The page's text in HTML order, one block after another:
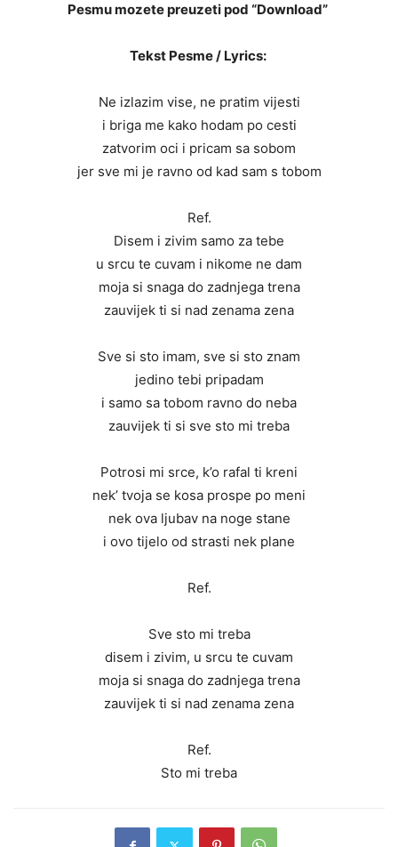
Pesmu mozete preuzeti pod “Download”
Tekst Pesme / Lyrics:
Ne izlazim vise, ne pratim vijesti
i briga me kako hodam po cesti
zatvorim oci i pricam sa sobom
jer sve mi je ravno od kad sam s tobom
Ref.
Disem i zivim samo za tebe
u srcu te cuvam i nikome ne dam
moja si snaga do zadnjega trena
zauvijek ti si nad zenama zena
Sve si sto imam, sve si sto znam
jedino tebi pripadam
i samo sa tobom ravno do neba
zauvijek ti si sve sto mi treba
Potrosi mi srce, k’o rafal ti kreni
nek’ tvoja se kosa prospe po meni
nek ova ljubav na noge stane
i ovo tijelo od strasti nek plane
Ref.
Sve sto mi treba
disem i zivim, u srcu te cuvam
moja si snaga do zadnjega trena
zauvijek ti si nad zenama zena
Ref.
Sto mi treba